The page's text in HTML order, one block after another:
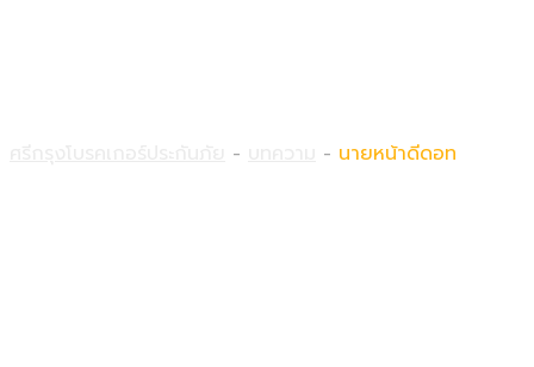
- - นายหน้าดีดอท